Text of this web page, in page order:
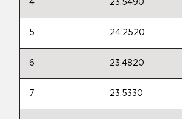
4 23.5490
5 24.2520
6 23.4820
7 23.5330